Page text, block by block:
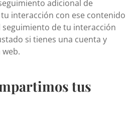
adicional de
interacción con ese contenido
de tu interacción
si tienes una cuenta y
tus